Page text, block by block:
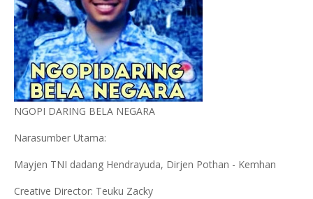
NGOPI DARING BELA NEGARA
Narasumber Utama:
Mayjen TNI dadang Hendrayuda, Dirjen Pothan - Kemhan
Creative Director: Teuku Zacky